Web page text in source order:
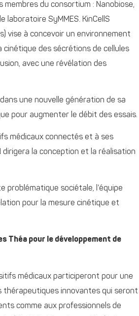
du consortium : Nanobiose,
laboratoire SyMMES. KinCellS
vise à concevoir un environnement
cinétique des sécrétions de cellules
avec une révélation des
une nouvelle génération de sa
pour augmenter le débit des essais.
médicaux connectés et à ses
dirigera la conception et la réalisation
problématique sociétale, l’équipe
pour la mesure cinétique et
Théa pour le développement de
médicaux participeront pour une
thérapeutiques innovantes qui seront
comme aux professionnels de